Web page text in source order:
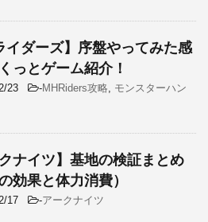
イダーズ】序盤やってみた感
っとゲーム紹介！
23 -MHRiders攻略, モンスターハン
クナイツ】基地の検証まとめ
効果と体力消費）
17 -アークナイツ